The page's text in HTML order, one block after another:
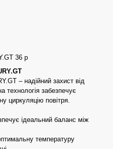
36 р
– надійний захист від
технологія забезпечує
циркуляцію повітря.
ідеальний баланс між
температуру